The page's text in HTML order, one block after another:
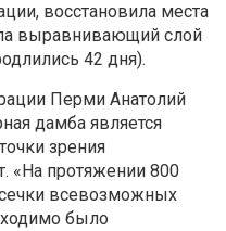
восстановила места
выравнивающий слой
42 дня).
Перми Анатолий
дамба является
зрения
«На протяжении 800
всевозможных
было